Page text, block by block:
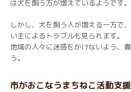
は犬を飼う方が増えているようです。
しかし、犬を飼う人が増える一方で
い主によるトラブルも見られます。
地域の人々に迷惑をかけないよう、
う。
市がおこなうまちねこ活動支援